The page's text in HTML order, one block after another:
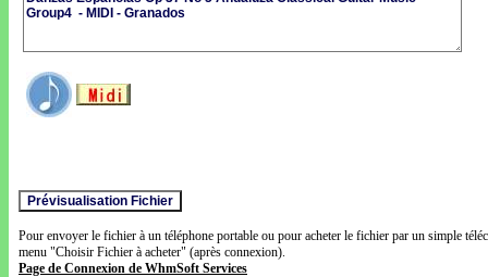
Pour envoyer le fichier à un téléphone portable ou pour acheter le fichier par un simple
menu "Choisir Fichier à acheter" (après connexion).
Page de Connexion de WhmSoft Services